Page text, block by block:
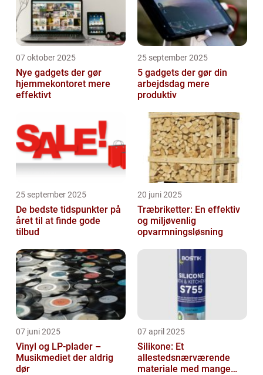
07 oktober 2025
Nye gadgets der gør
hjemmekontoret mere
effektivt
25 september 2025
5 gadgets der gør din
arbejdsdag mere
produktiv
25 september 2025
De bedste tidspunkter på
året til at finde gode
tilbud
20 juni 2025
Træbriketter: En effektiv
og miljøvenlig
opvarmningsløsning
07 juni 2025
Vinyl og LP-plader –
Musikmediet der aldrig
dør
07 april 2025
Silikone: Et
allestedsnærværende
materiale med mange